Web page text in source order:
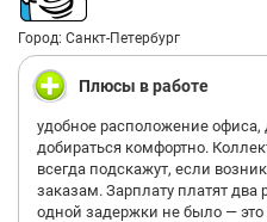
Город: Санкт-Петербург
Плюсы в работе
удобное расположение офиса,
добираться комфортно.
всегда подскажут, если
заказам. Зарплату платят два
одной задержки не было —